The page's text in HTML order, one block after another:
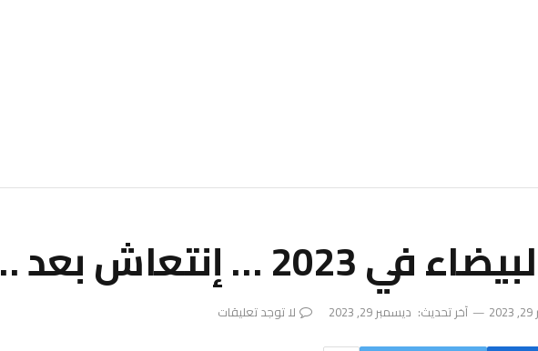
… إنتعاش بعد …
آخر تحديث: ديسمبر 29, 2023 لا توجد تعليقات